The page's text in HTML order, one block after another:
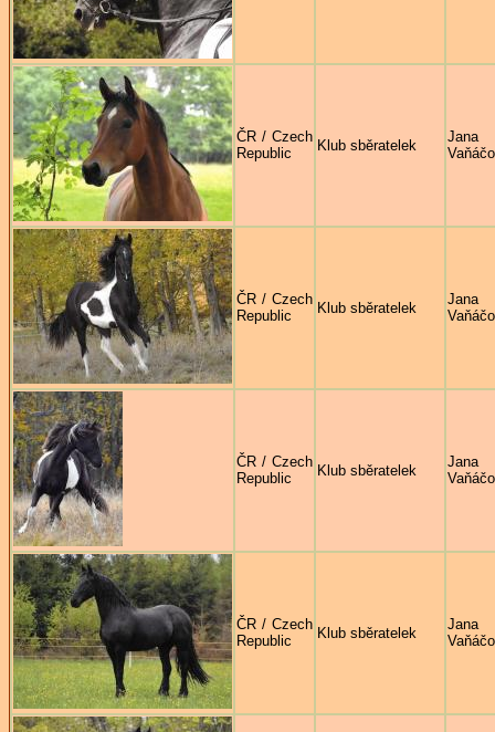
ČR / Czech
Republic
Klub sběratelek
Jana
ČR / Czech
Republic
Klub sběratelek
Jana
ČR / Czech
Republic
Klub sběratelek
Jana
ČR / Czech
Republic
Klub sběratelek
Jana